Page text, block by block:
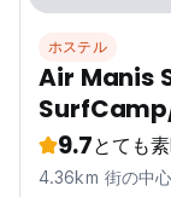
ホステル
Air Manis
9.7とても
4.36km 街の中